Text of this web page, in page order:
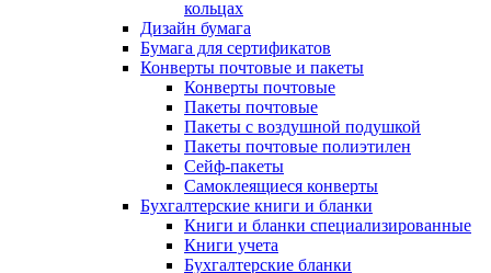
кольцах
Дизайн бумага
Бумага для сертификатов
Конверты почтовые и пакеты
Конверты почтовые
Пакеты почтовые
Пакеты с воздушной подушкой
Пакеты почтовые полиэтилен
Сейф-пакеты
Самоклеящиеся конверты
Бухгалтерские книги и бланки
Книги и бланки специализированные
Книги учета
Бухгалтерские бланки